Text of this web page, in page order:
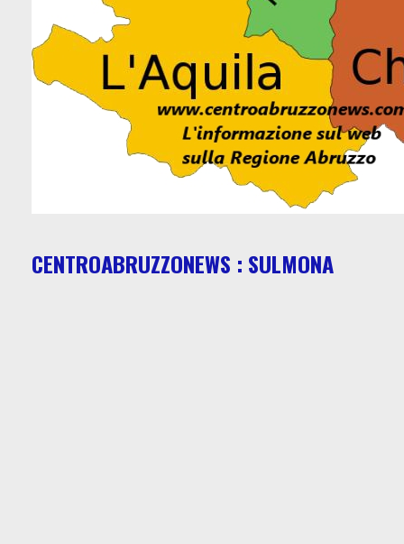
CENTROABRUZZONEWS : SULMONA